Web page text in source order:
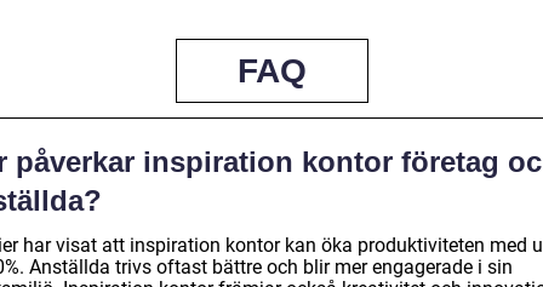
FAQ
påverkar inspiration kontor företag
har visat att inspiration kontor kan öka produktiviteten med
Anställda trivs oftast bättre och blir mer engagerade i sin